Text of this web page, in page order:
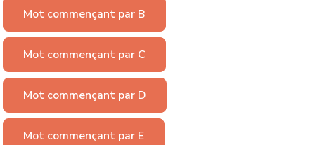
Mot commençant par B
Mot commençant par C
Mot commençant par D
Mot commençant par E